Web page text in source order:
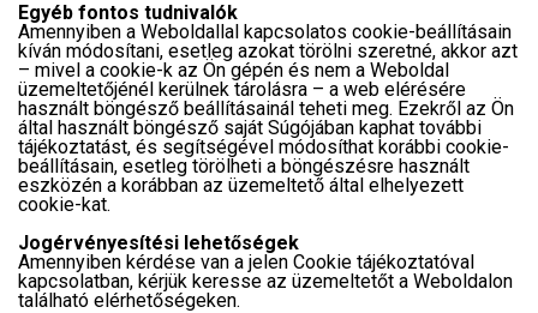
Egyéb fontos tudnivalók
Amennyiben a Weboldallal kapcsolatos cookie-beállításain
kíván módosítani, esetleg azokat törölni szeretné, akkor azt
– mivel a cookie-k az Ön gépén és nem a Weboldal
üzemeltetőjénél kerülnek tárolásra – a web elérésére
használt böngésző beállításainál teheti meg. Ezekről az Ön
által használt böngésző saját Súgójában kaphat további
tájékoztatást, és segítségével módosíthat korábbi cookie-
beállításain, esetleg törölheti a böngészésre használt
eszközén a korábban az üzemeltető által elhelyezett
cookie-kat.
Jogérvényesítési lehetőségek
Amennyiben kérdése van a jelen Cookie tájékoztatóval
kapcsolatban, kérjük keresse az üzemeltetőt a Weboldalon
található elérhetőségeken.